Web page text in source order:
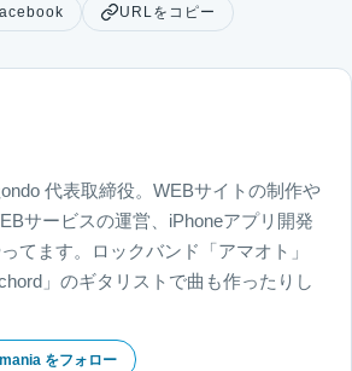
URLをコピー
代表取締役。WEBサイトの制作や
サービスの運営、iPhoneアプリ開発
てます。ロックバンド「アマオト」
chord」のギタリストで曲も作ったりし
をフォロー